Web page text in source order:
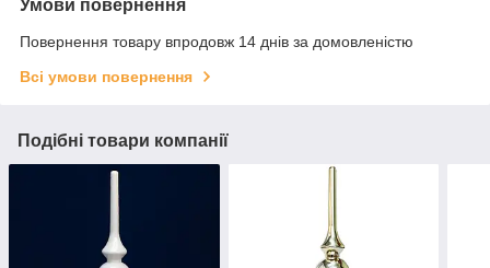
Умови повернення
Повернення товару впродовж 14 днів за домовленістю
Всі умови повернення
Подібні товари компанії